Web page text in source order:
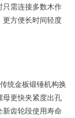
需连接多数木作
更方便长时间轻度
统金板锻锤机构换
母更快夹紧度出孔
齿轮段使用寿命